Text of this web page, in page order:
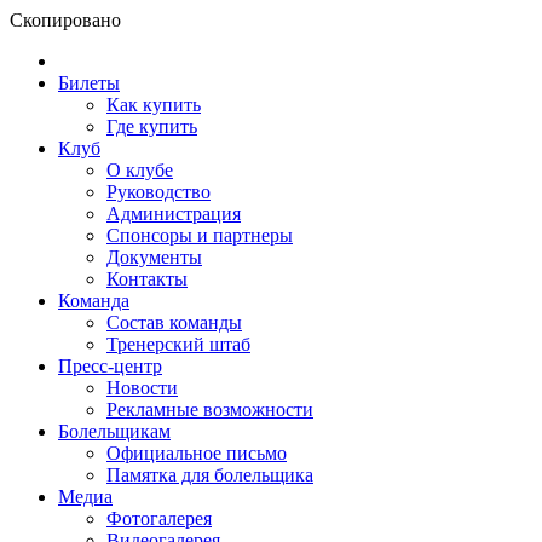
Скопировано
Билеты
Как купить
Где купить
Клуб
О клубе
Руководство
Администрация
Спонсоры и партнеры
Документы
Контакты
Команда
Состав команды
Тренерский штаб
Пресс-центр
Новости
Рекламные возможности
Болельщикам
Официальное письмо
Памятка для болельщика
Медиа
Фотогалерея